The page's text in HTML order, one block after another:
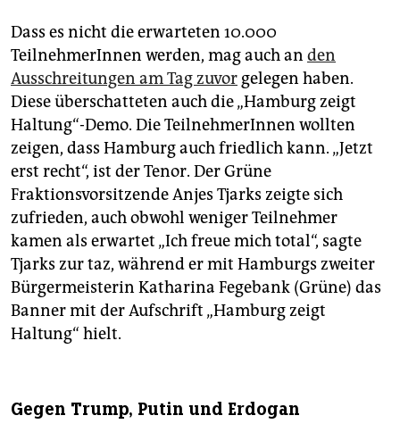
Dass es nicht die erwarteten 10.000
TeilnehmerInnen werden, mag auch an den
Ausschreitungen am Tag zuvor gelegen haben.
Diese überschatteten auch die „Hamburg zeigt
Haltung“-Demo. Die TeilnehmerInnen wollten
zeigen, dass Hamburg auch friedlich kann. „Jetzt
erst recht“, ist der Tenor. Der Grüne
Fraktionsvorsitzende Anjes Tjarks zeigte sich
zufrieden, auch obwohl weniger Teilnehmer
kamen als erwartet „Ich freue mich total“, sagte
Tjarks zur taz, während er mit Hamburgs zweiter
Bürgermeisterin Katharina Fegebank (Grüne) das
Banner mit der Aufschrift „Hamburg zeigt
Haltung“ hielt.
Gegen Trump, Putin und Erdogan